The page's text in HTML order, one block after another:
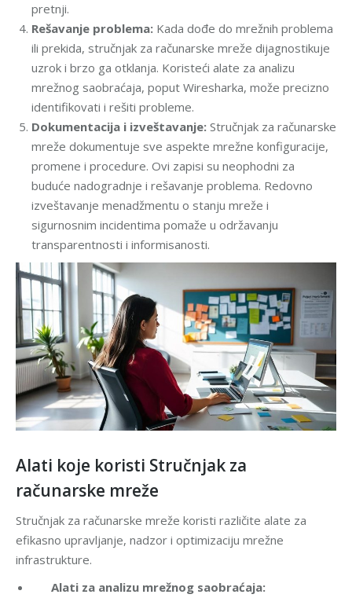
pretnji.
Rešavanje problema: Kada dođe do mrežnih problema
ili prekida, stručnjak za računarske mreže dijagnostikuje
uzrok i brzo ga otklanja. Koristeći alate za analizu
mrežnog saobraćaja, poput Wiresharka, može precizno
identifikovati i rešiti probleme.
Dokumentacija i izveštavanje: Stručnjak za računarske
mreže dokumentuje sve aspekte mrežne konfiguracije,
promene i procedure. Ovi zapisi su neophodni za
buduće nadogradnje i rešavanje problema. Redovno
izveštavanje menadžmentu o stanju mreže i
sigurnosnim incidentima pomaže u održavanju
transparentnosti i informisanosti.
Alati koje koristi Stručnjak za
računarske mreže
Stručnjak za računarske mreže koristi različite alate za
efikasno upravljanje, nadzor i optimizaciju mrežne
infrastrukture.
Alati za analizu mrežnog saobraćaja: